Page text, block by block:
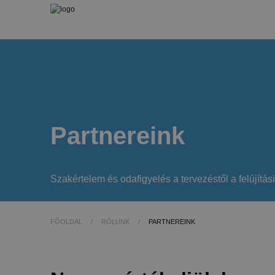
Partnereink
Szakértelem és odafigyelés a tervezéstől a
FŐOLDAL / RÓLUNK / PARTNEREINK